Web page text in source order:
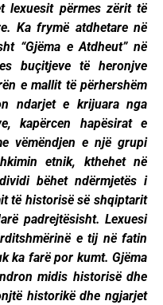
lexuesit përmes zërit të
Ka frymë atdhetare në
“Gjëma e Atdheut” në
buçitjeve të heronjve
e mallit të përhershëm
ndarjet e krijuara nga
kapërcen hapësirat e
vëmëndjen e një grupi
etnik, kthehet në
bëhet ndërmjetës i
të historisë së shqiptarit
padrejtësisht. Lexuesi
e tij në fatin
ka farë por kumt. Gjëma
midis historisë dhe
historikë dhe ngjarjet